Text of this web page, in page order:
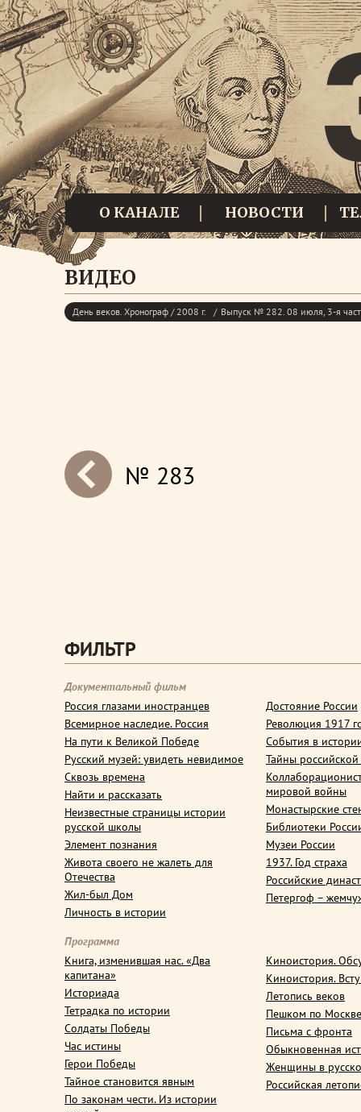
О КАНАЛЕ НОВОСТИ
ВИДЕО
День веков. Хронограф / 2008 г. Выпуск № 282. 08 июля, 3-я
next№ 283
ФИЛЬТР
Документальный фильм
Россия глазами иностранцев
Всемирное наследие. Россия
На пути к Великой Победе
Русский музей: увидеть невидимое
Сквозь времена
Найти и рассказать
Неизвестные страницы истории
русской школы
Элемент познания
Живота своего не жалеть для
Отечества
Жил-был Дом
Личность в истории
Достояние России
Революция 1917
События в
Тайны
мировой войны
Монастырские
Библиотеки
Музеи России
1937. Год страха
Российские
Петергоф –
Программа
Книга, изменившая нас. «Два
капитана»
Историада
Тетрадка по истории
Солдаты Победы
Час истины
Герои Победы
Тайное становится явным
По законам чести. Из истории
Киноистория.
Киноистория.
Летопись веков
Пешком по Москве
Письма с фронта
Обыкновенная
Женщины в
Российская